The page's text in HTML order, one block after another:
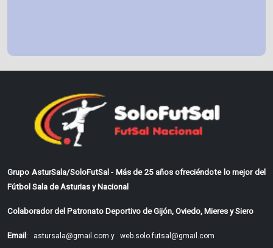
Grupo AsturSala/SoloFutSal - Más de 25 años ofreciéndote lo mejor del
Fútbol Sala de Asturias y Nacional
Colaborador del Patronato Deportivo de Gijón, Oviedo, Mieres y Siero
Email: astursala@gmail.com y web.solo.futsal@gmail.com